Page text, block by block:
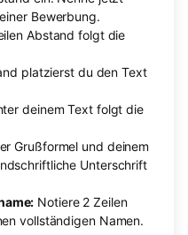
Bewerbung.
Abstand folgt die
platzierst du den Text
deinem Text folgt die
Grußformel und deinem
Unterschrift
Notiere 2 Zeilen
vollständigen Namen.